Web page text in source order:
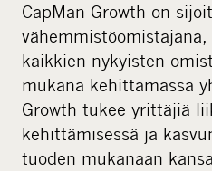
CapMan Growth on
kaikkien nykyisten
mukana kehittämässä
Growth tukee yrittäjiä
kehittämisessä ja
tuoden mukanaan